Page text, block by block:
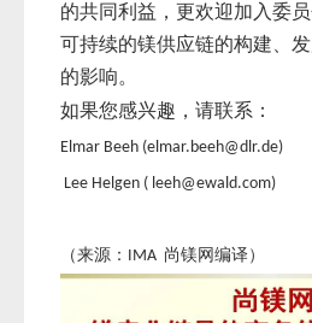
的共同利益，更欢迎加入委
可持续的镁供应链的构建、
的影响。
如果您感兴趣，请联系：
Elmar Beeh (elmar.beeh@dlr.de)
Lee Helgen ( leeh@ewald.com)
（来源：IMA 尚镁网编译）